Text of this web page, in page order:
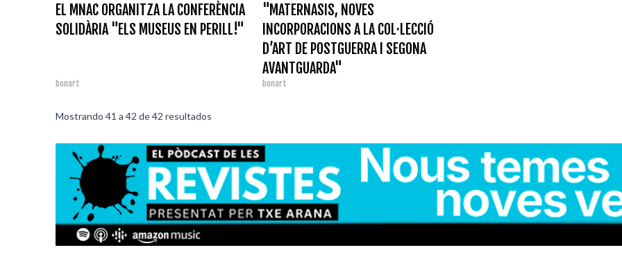
EL MNAC ORGANITZA LA CONFERÈNCIA
SOLIDÀRIA "ELS MUSEUS EN PERILL!"
bonart
"MATERNASIS, NOVES
INCORPORACIONS A LA COL·LECCIÓ
D’ART DE POSTGUERRA I SEGONA
AVANTGUARDA"
bonart
Mostrando 41 a 42 de42 resultados